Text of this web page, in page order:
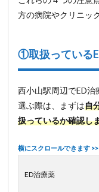
方の病院やクリニッ
①取扱っている
西小山駅周辺でED
選ぶ際は、まずは自
扱っているか確認し
ED治療薬